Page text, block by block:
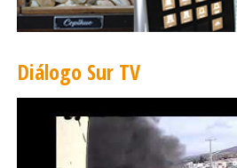
Diálogo Sur TV